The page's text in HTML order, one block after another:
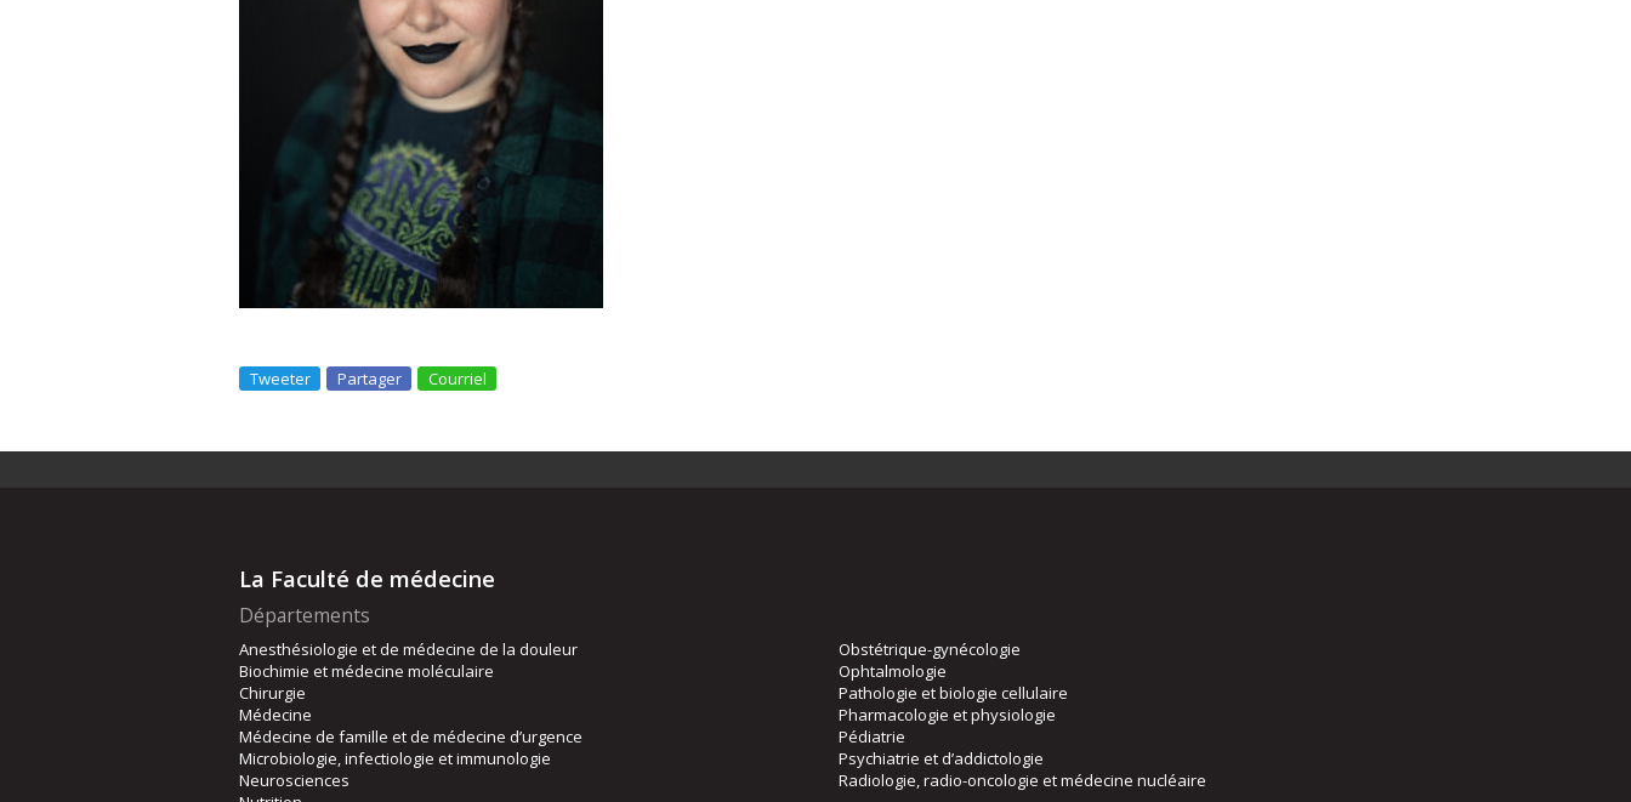
Tweeter Partager Courriel
La Faculté de médecine
Départements
Anesthésiologie et de médecine de la douleur
Biochimie et médecine moléculaire
Chirurgie
Médecine
Médecine de famille et de médecine d’urgence
Microbiologie, infectiologie et immunologie
Neurosciences
Obstétrique-gynécologie
Ophtalmologie
Pathologie et biologie cellulaire
Pharmacologie et physiologie
Pédiatrie
Psychiatrie et d’addictologie
Radiologie, radio-oncologie et médecine nucléaire